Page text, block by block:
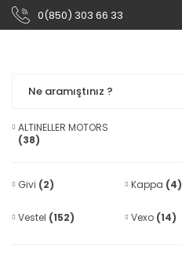
0(850) 303 66 33
ALTINELLER MOTORS
(38)
Givi (2) Kappa (4)
Vestel (152) Vexo (14)